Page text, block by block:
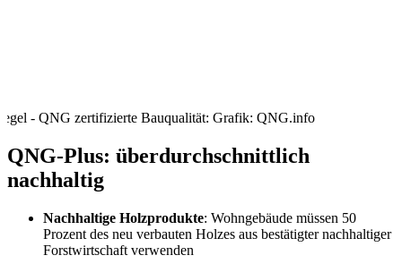
- QNG zertifizierte Bauqualität: Grafik: QNG.info
QNG-Plus: überdurchschnittlich
nachhaltig
Nachhaltige Holzprodukte: Wohngebäude müssen 50
Prozent des neu verbauten Holzes aus bestätigter nachhaltiger
Forstwirtschaft verwenden